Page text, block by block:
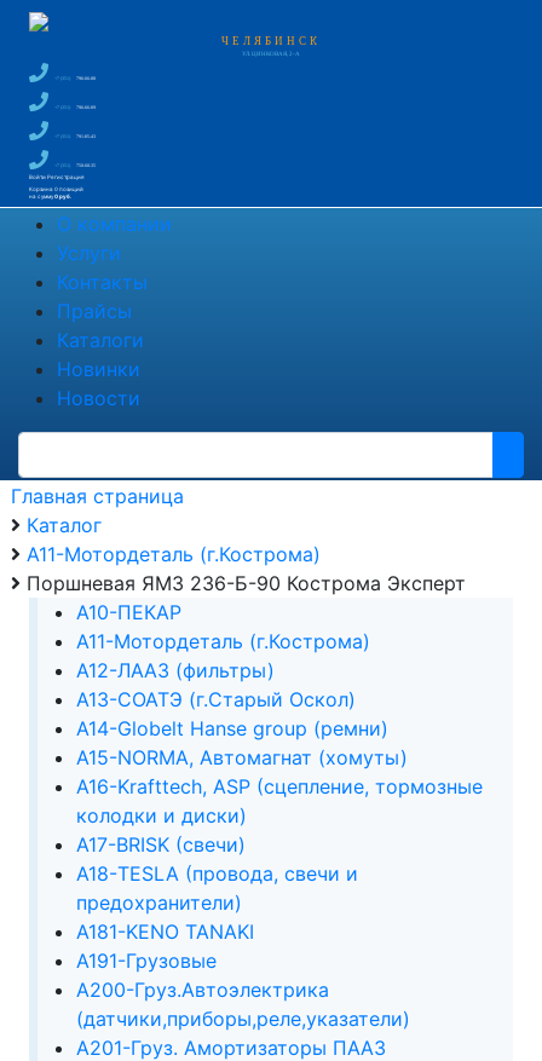
ЧЕЛЯБИНСК
УЛ. ЦИНКОВАЯ, 2-А
+7 (351) 796-66-88
+7 (351) 796-66-89
+7 (351) 791-85-43
+7 (351)
750-60-35
Войти Регистрация
Корзина0 позиций
на сумму0 руб.
О компании
Услуги
Контакты
Прайсы
Каталоги
Новинки
Новости
Главная страница
Каталог
А11-Мотордеталь (г.Кострома)
Поршневая ЯМЗ 236-Б-90 Кострома Эксперт
А10-ПЕКАР
А11-Мотордеталь (г.Кострома)
А12-ЛААЗ (фильтры)
А13-СОАТЭ (г.Старый Оскол)
А14-Globelt Hanse group (ремни)
А15-NORMA, Автомагнат (хомуты)
А16-Krafttech, ASP (сцепление, тормозные
колодки и диски)
А17-BRISK (свечи)
А18-TESLA (провода, свечи и
предохранители)
А181-KENO TANAKI
А191-Грузовые
А200-Груз.Автоэлектрика
(датчики,приборы,реле,указатели)
А201-Груз. Амортизаторы ПААЗ